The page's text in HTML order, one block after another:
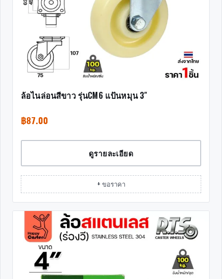
ล้อไนล่อนสีขาว รุ่นCM6 แป้นหมุน 3″
฿87.00
ดูรายละเอียด
+ ขอราคา